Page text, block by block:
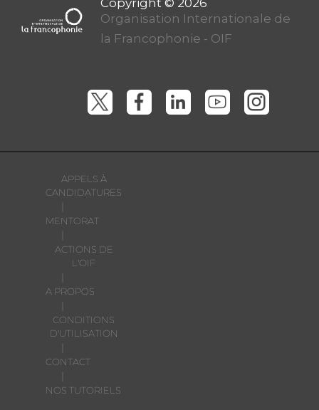
APPELS À
CANDIDATURES
MENTORAT
ACTIONS DE
L'OIF
A PROPOS
CONDITIONS
D'UTILISATION
CONTACT
NOS TUTORIELS
Organisation Internationale de
la Francophonie - OIF